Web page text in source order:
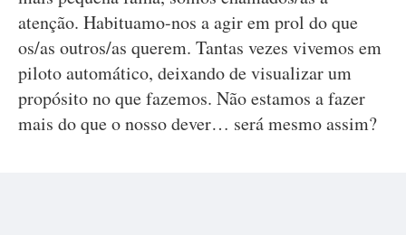
atenção. Habituamo-nos a agir em prol do que
os/as outros/as querem. Tantas vezes vivemos em
piloto automático, deixando de visualizar um
propósito no que fazemos. Não estamos a fazer
mais do que o nosso dever… será mesmo assim?